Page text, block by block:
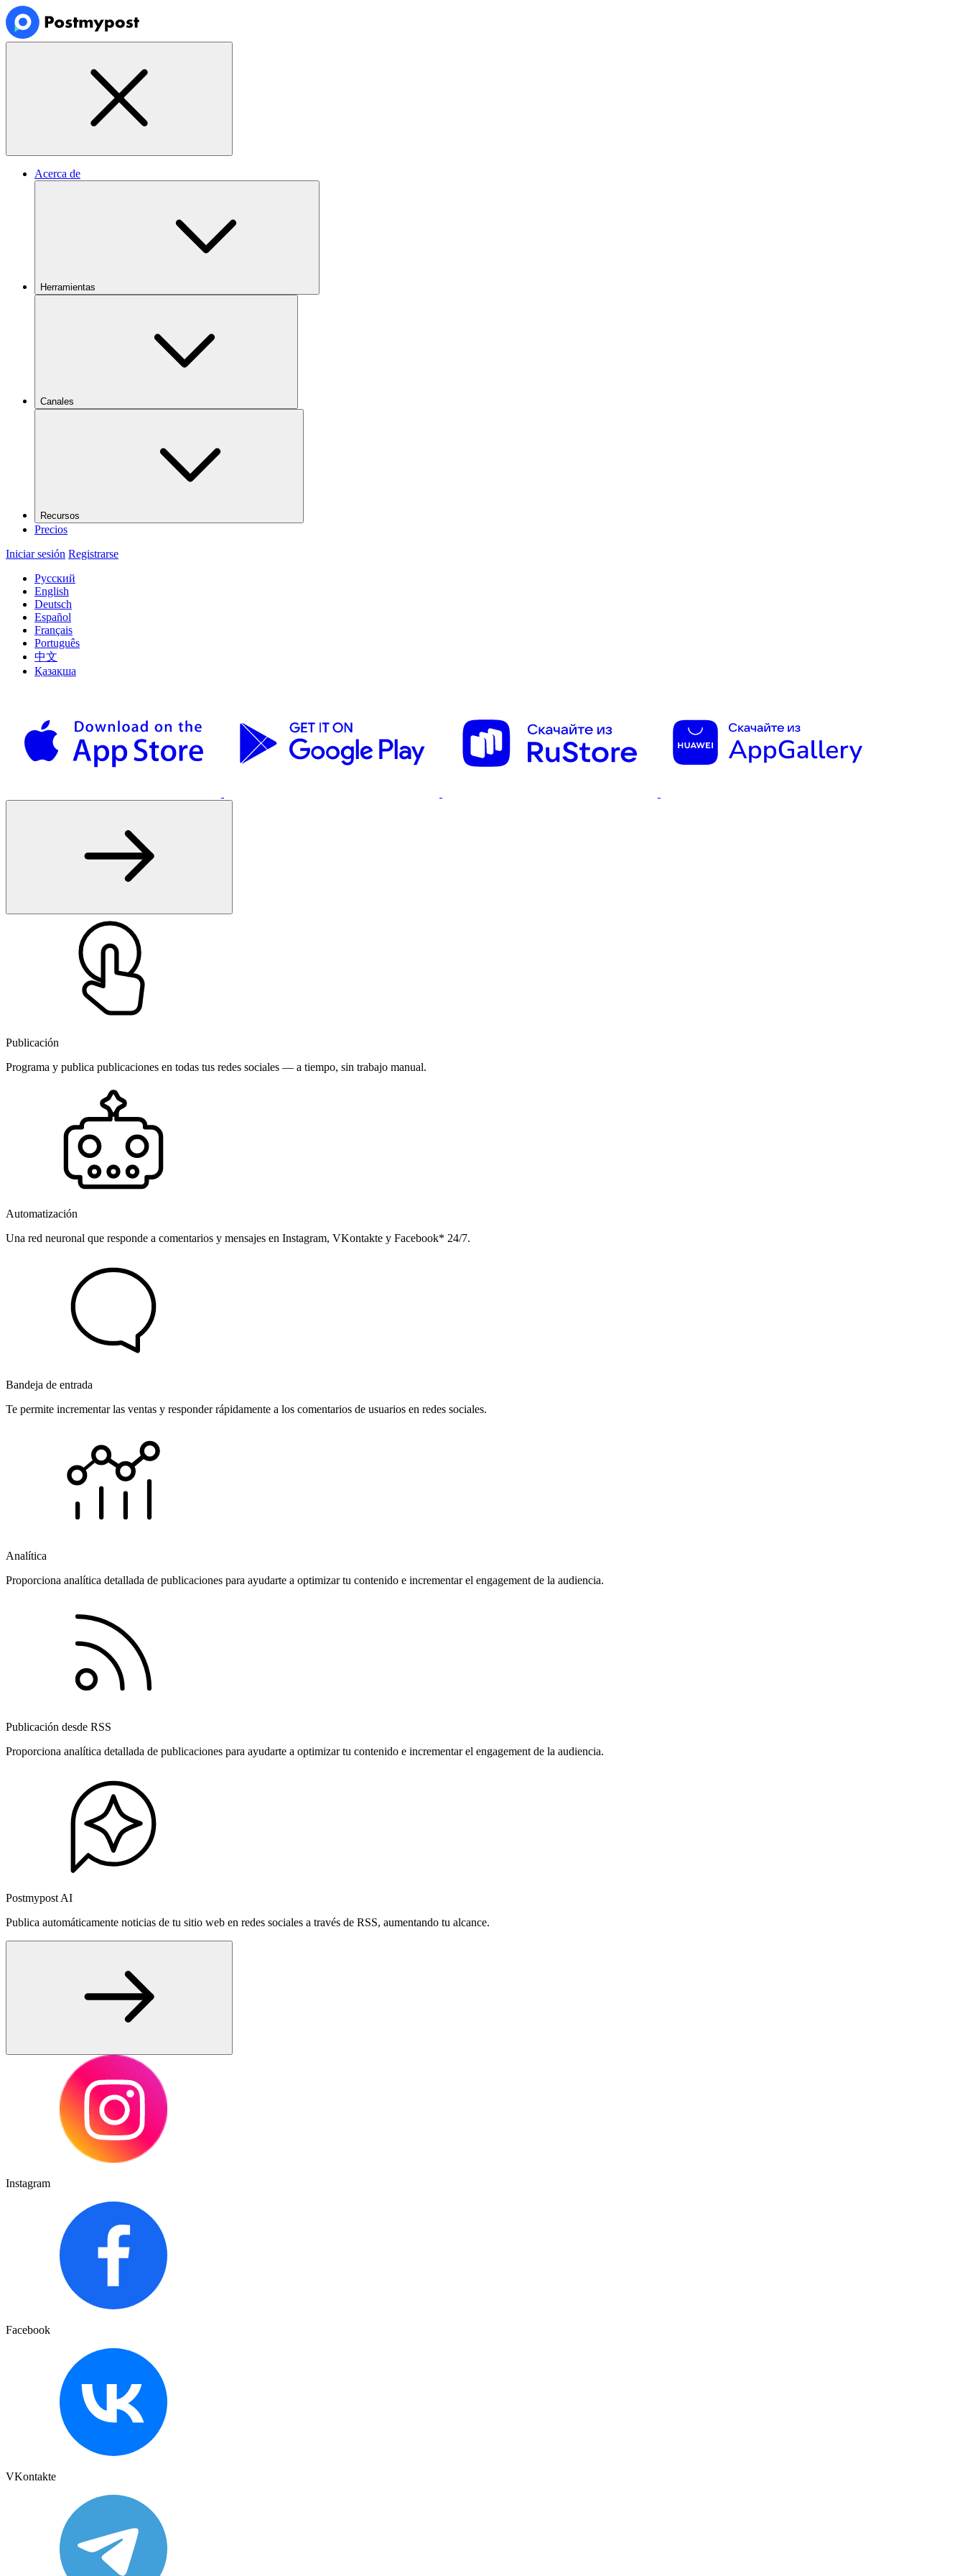
Acerca de
Herramientas
Canales
Recursos
Precios
Iniciar sesión Registrarse
Русский
English
Deutsch
Español
Français
Português
中文
Қазақша
Publicación
Programa y publica publicaciones en todas tus redes sociales — a tiempo, sin trabajo manual.
Automatización
Una red neuronal que responde a comentarios y mensajes en Instagram, VKontakte y Facebook* 24/7.
Bandeja de entrada
Te permite incrementar las ventas y responder rápidamente a los comentarios de usuarios en redes sociales.
Analítica
Proporciona analítica detallada de publicaciones para ayudarte a optimizar tu contenido e incrementar el engagement de la audiencia.
Publicación desde RSS
Proporciona analítica detallada de publicaciones para ayudarte a optimizar tu contenido e incrementar el engagement de la audiencia.
Postmypost AI
Publica automáticamente noticias de tu sitio web en redes sociales a través de RSS, aumentando tu alcance.
Instagram
Facebook
VKontakte